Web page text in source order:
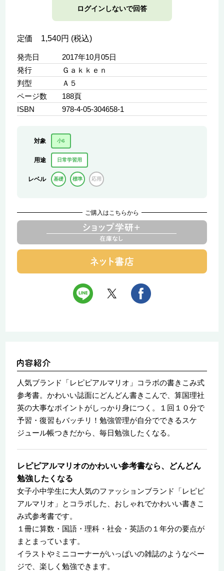
ログインしないで回答
定価 1,540円 (税込)
発売日
2017年10月05日
発行
Ｇａｋｋｅｎ
判型
Ａ５
ページ数
188頁
ISBN
978-4-05-304658-1
対象 小6
用途 日常学習用
レベル 基礎 標準 応用
ご購入はこちらから
人気ブランド「レピピアルマリオ」コラボの書きこみ式
参考書。かわいい誌面にどんどん書きこんで、算国理社
英の大事なポイントがしっかり身につく。１回１０分で
予習・復習もバッチリ！勉強管理が自分でできるスケ
ジュール帳つきだから、毎日勉強したくなる。
レピピアルマリオのかわいい参考書なら、どんどん
勉強したくなる
女子小中学生に大人気のファッションブランド「レピピ
アルマリオ」とコラボした、おしゃれでかわいい書きこ
み式参考書です。
１冊に算数・国語・理科・社会・英語の１年分の要点が
まとまっています。
イラストやミニコーナーがいっぱいの雑誌のようなペー
ジで、楽しく勉強できます。